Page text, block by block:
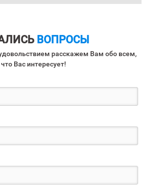
ВОПРОСЫ
расскажем Вам обо всем,
что Вас интересует!